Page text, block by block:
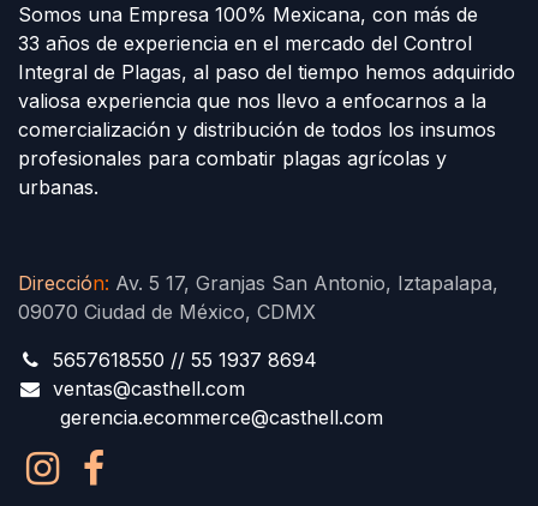
Somos una Empresa 100% Mexicana, con más de
33 años de experiencia en el mercado del Control
Integral de Plagas, al paso del tiempo hemos adquirido
valiosa experiencia que nos llevo a enfocarnos a la
comercialización y distribución de todos los insumos
profesionales para combatir plagas agrícolas y
urbanas.
Dirección: Av. 5 17, Granjas San Antonio, Iztapalapa,
09070 Ciudad de México, CDMX
5657618550 // 55 1937 8694
ventas@casthell.com
gerencia.ecommerce@casthell.com